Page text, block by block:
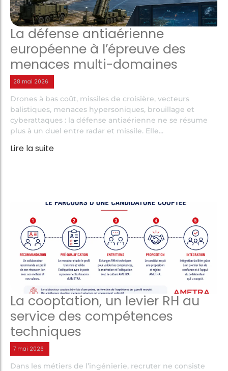
La défense antiaérienne
européenne à l’épreuve des
menaces multi-domaines
28 mai 2026
Drones à bas coût, missiles de croisière, vecteurs
balistiques, menaces hypersoniques, brouillage et
cyberattaques : la défense antiaérienne ne se résume
plus à un duel entre radar et missile. Elle...
Lire la suite
La cooptation, un levier RH au
service des compétences
techniques
7 mai 2026
Dans les métiers de l’ingénierie, recruter ne consiste